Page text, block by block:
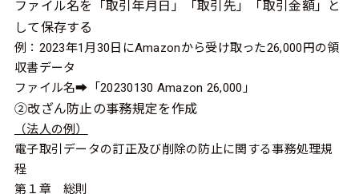
ファイル名を「取引年月日」「取引先」「取引金額」と
して保存する
例： 2023年1 月 30 日にAmazonから受け取った26,000円の領
収書データ
ファイル名➡「20230130 Amazon 26,000 」
②改ざん防止の事務規定を作成
（法人の例）
電子取引データの訂正及び削除の防止に関する事務処理規
程
第１章 総則